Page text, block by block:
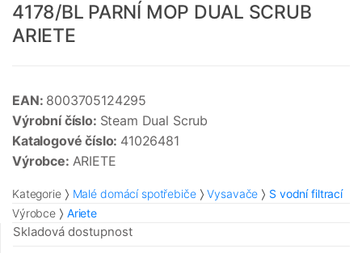
4178/BL PARNÍ MOP DUAL SCRUB
ARIETE
EAN: 8003705124295
Výrobní číslo: Steam Dual Scrub
Katalogové číslo: 41026481
Výrobce: ARIETE
Kategorie Malé domácí spotřebiče Vysavače
S vodní filtrací
Výrobce
Ariete
Skladová dostupnost